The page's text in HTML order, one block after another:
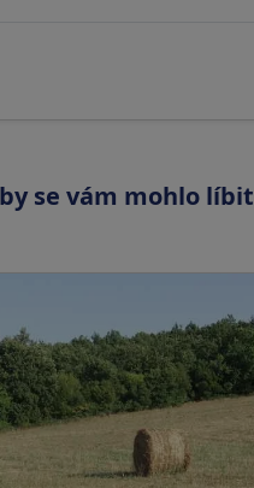
se vám mohlo líbit